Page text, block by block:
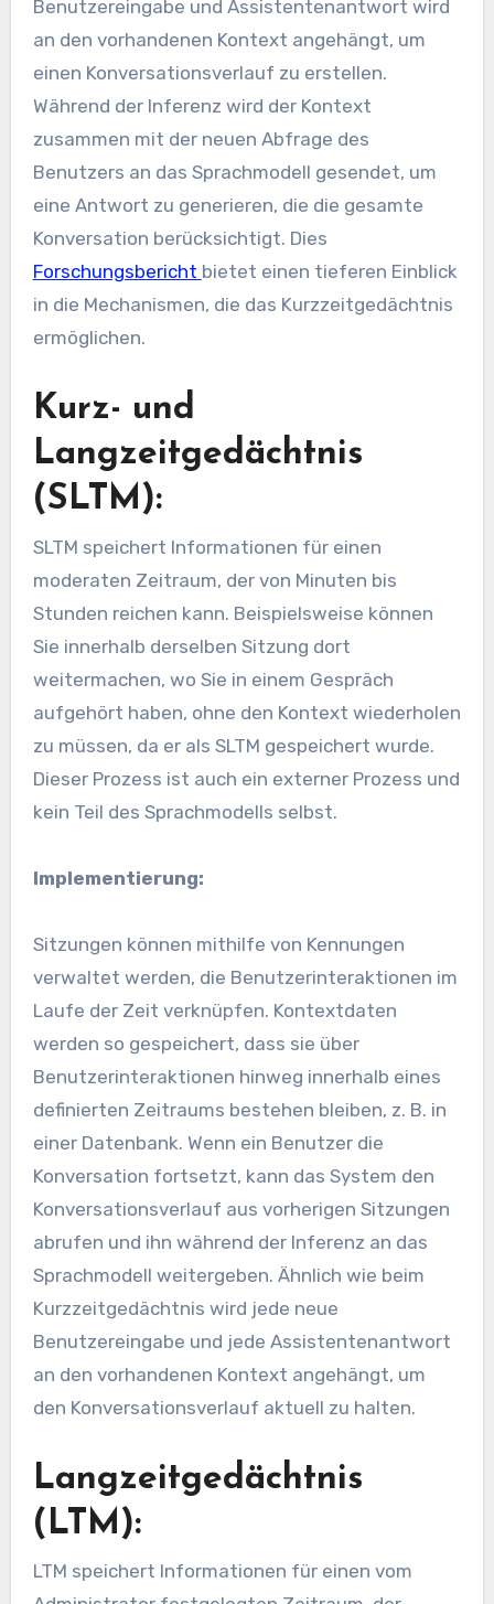
Benutzereingabe und Assistentenantwort wird
an den vorhandenen Kontext angehängt, um
einen Konversationsverlauf zu erstellen.
Während der Inferenz wird der Kontext
zusammen mit der neuen Abfrage des
Benutzers an das Sprachmodell gesendet, um
eine Antwort zu generieren, die die gesamte
Konversation berücksichtigt. Dies
Forschungsbericht bietet einen tieferen Einblick
in die Mechanismen, die das Kurzzeitgedächtnis
ermöglichen.
Kurz- und
Langzeitgedächtnis
(SLTM):
SLTM speichert Informationen für einen
moderaten Zeitraum, der von Minuten bis
Stunden reichen kann. Beispielsweise können
Sie innerhalb derselben Sitzung dort
weitermachen, wo Sie in einem Gespräch
aufgehört haben, ohne den Kontext wiederholen
zu müssen, da er als SLTM gespeichert wurde.
Dieser Prozess ist auch ein externer Prozess und
kein Teil des Sprachmodells selbst.
Implementierung:
Sitzungen können mithilfe von Kennungen
verwaltet werden, die Benutzerinteraktionen im
Laufe der Zeit verknüpfen. Kontextdaten
werden so gespeichert, dass sie über
Benutzerinteraktionen hinweg innerhalb eines
definierten Zeitraums bestehen bleiben, z. B. in
einer Datenbank. Wenn ein Benutzer die
Konversation fortsetzt, kann das System den
Konversationsverlauf aus vorherigen Sitzungen
abrufen und ihn während der Inferenz an das
Sprachmodell weitergeben. Ähnlich wie beim
Kurzzeitgedächtnis wird jede neue
Benutzereingabe und jede Assistentenantwort
an den vorhandenen Kontext angehängt, um
den Konversationsverlauf aktuell zu halten.
Langzeitgedächtnis
(LTM):
LTM speichert Informationen für einen vom